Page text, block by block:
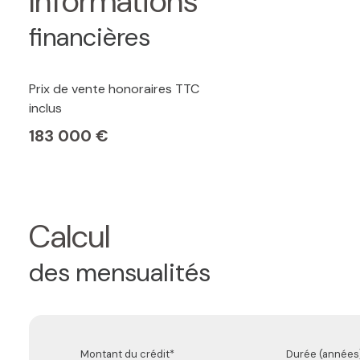
financières
Prix de vente honoraires TTC
inclus
183 000 €
Calcul
des mensualités
Montant du crédit* Durée